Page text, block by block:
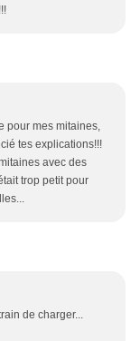
pour mes mitaines,
tes explications!!!
avec des
trop petit pour
de charger...